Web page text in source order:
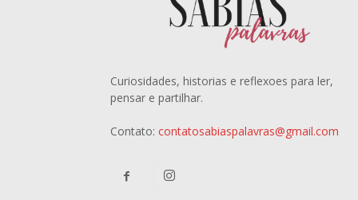
Curiosidades, historias e reflexoes para ler,
pensar e partilhar.
Contato: contatosabiaspalavras@gmail.com